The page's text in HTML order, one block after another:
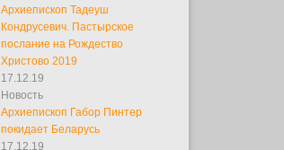
Архиепископ Тадеуш
Кондрусевич. Пастырское
послание на Рождество
Христово 2019
17.12.19
Новость
Архиепископ Габор Пинтер
покидает Беларусь
17.12.19